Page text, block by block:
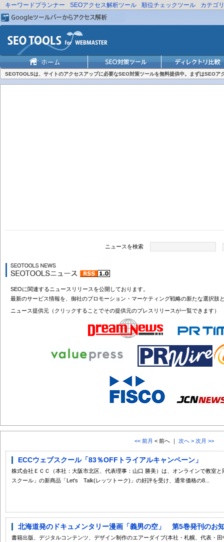
キーワードプランナー SEOアクセス解析ツール 順位チェックツール カテゴ
SEOTOOLSは、サイトのアクセスアップに必要なSEO対策ツールを無料提供中。まずはSEOア
ニュースを検索
SEOに関連するニュースリリースを公開しております。
最新のサービス情報を、御社のプロモーション・マーケティング戦略の新たな選択肢
ニュース提供元（クリックすることでその提供元のプレスリリースが一覧できます）
<< 前月 < 前へ ｜ 次へ > 次月 >>
ECCウェブスクール「83％OFFトライアルキャンペーン」
株式会社ＥＣＣ（本社：大阪市北区、代表理事：山口 勝美）は、オンラインで教室
スクール」の新商品「Let's Talk(レッツトーク)」の好評を受け、通常価格の8...
北海道発のドキュメンタリー漫画「義男の空」 第5巻発刊のお
書籍出版、デジタルコンテンツ、デザイン制作のエアーダイブ(本社・札幌、代表・